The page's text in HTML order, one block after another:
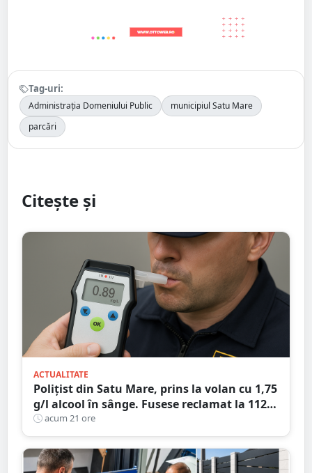
Tag-uri:
Administrația Domeniului Public
municipiul Satu Mare
parcări
Citește și
ACTUALITATE
Polițist din Satu Mare, prins la volan cu 1,75
g/l alcool în sânge. Fusese reclamat la 112
că circula pe contrasens
acum 21 ore